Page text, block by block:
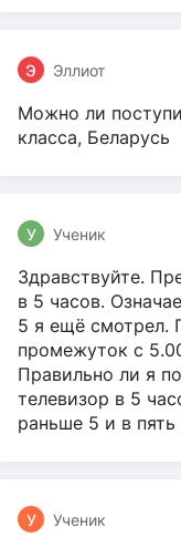
Э Эллиот
Можно ли
класса, Беларусь
У Ученик
Здравствуйте.
в 5 часов.
5 я ещё смотрел.
промежуток с
Правильно ли я
телевизор в 5
раньше 5 и в пять
У Ученик